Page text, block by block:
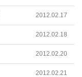
2012.02.17
2012.02.18
2012.02.20
2012.02.21